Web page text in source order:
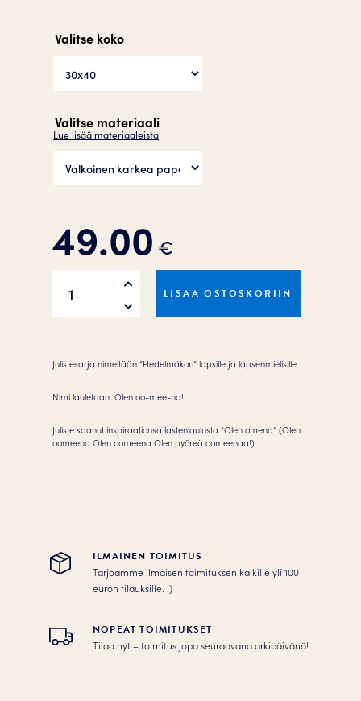
Valitse koko
Valitse materiaali
Lue lisää materiaaleista
49.00 €
oo-
määrä
LISÄÄ OSTOSKORIIN
Julistesarja nimeltään “Hedelmäkori” lapsille ja lapsenmielisille.
Nimi lauletaan: Olen oo-mee-na!
Juliste saanut inspiraationsa lastenlaulusta “Olen omena” (Olen
oomeena Olen oomeena Olen pyöreä oomeenaa!)
ILMAINEN TOIMITUS
Tarjoamme ilmaisen toimituksen kaikille yli 100
euron tilauksille. :­­)
NOPEAT TOIMITUKSET
Tilaa nyt – toimitus jopa seuraavana arkipäivänä!